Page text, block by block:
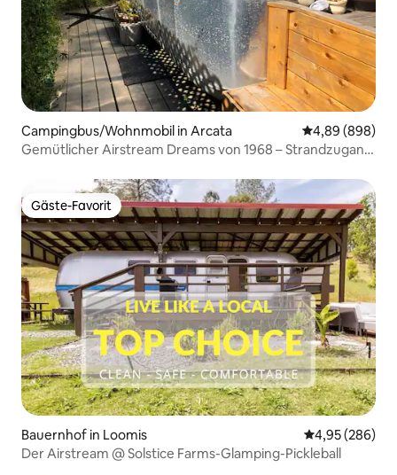
Campingbus/Wohnmobil in Arcata
4,89 (898)
Gemütlicher Airstream Dreams von 1968 – Strandzugang
Gäste-Favorit
Gäste-Favorit
Bauernhof in Loomis
4,95 (286)
Der Airstream @ Solstice Farms-Glamping-Pickleball